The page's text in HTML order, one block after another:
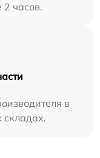
2 часов.
в
складах.